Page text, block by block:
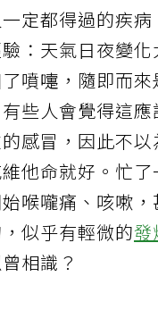
定都得過的疾病
：天氣日夜變化
噴嚏，隨即而來
些人會覺得這應
感冒，因此不
他命就好。忙了
喉嚨痛、咳嗽
似乎有輕微的發
相識？